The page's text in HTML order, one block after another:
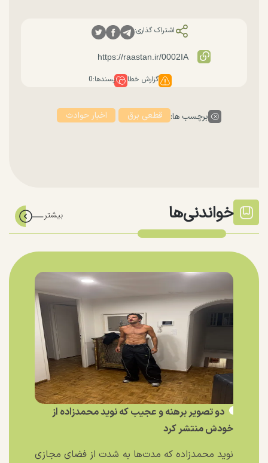
اشتراک گذاری:
گزارش خطا پسندها:0
برچسب ها: قطعی برق اخبار حوادث
خواندنی‌ها
دو تصویر برهنه و عجیب که نوید محمدزاده از
خودش منتشر کرد
نوید محمدزاده که مدت‌ها به شدت از فضای مجازی